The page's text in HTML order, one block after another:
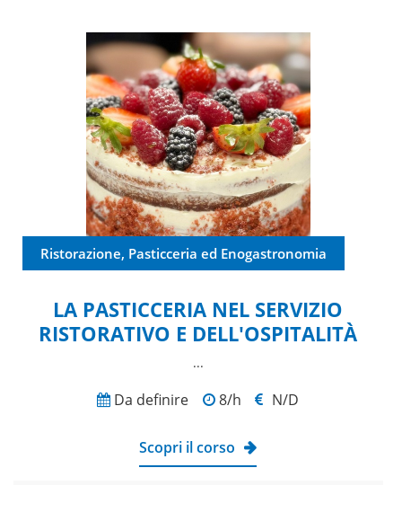
Ristorazione, Pasticceria ed Enogastronomia
LA PASTICCERIA NEL SERVIZIO
RISTORATIVO E DELL'OSPITALITÀ
...
Da definire 8/h N/D
Scopri il corso